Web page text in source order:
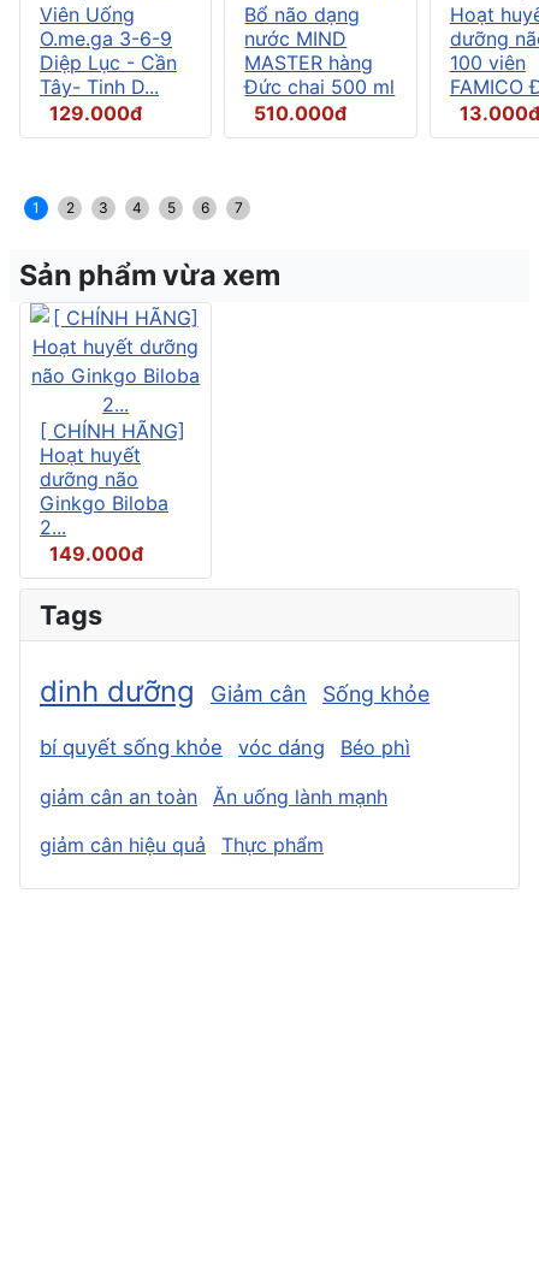
Viên Uống
O.me.ga 3-6-9
Diệp Lục - Cần
Tây- Tinh D...
129.000đ
Bổ não dạng
nước MIND
MASTER hàng
Đức chai 500 ml
510.000đ
Hoạt
dưỡng
100 viên
FAMICO
13.000đ
1 2 3 4 5 6 7
Sản phẩm vừa xem
[ CHÍNH HÃNG]
Hoạt huyết
dưỡng não
Ginkgo Biloba
2...
149.000đ
Tags
dinh dưỡng Giảm cân Sống khỏe
bí quyết sống khỏe vóc dáng Béo phì
giảm cân an toàn
Ăn uống lành mạnh
giảm cân hiệu quả
Thực phẩm